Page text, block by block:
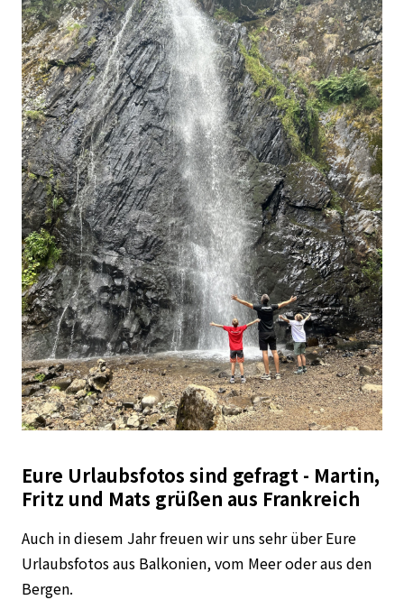
Eure Urlaubsfotos sind gefragt - Martin,
Fritz und Mats grüßen aus Frankreich
Auch in diesem Jahr freuen wir uns sehr über Eure
Urlaubsfotos aus Balkonien, vom Meer oder aus den
Bergen.